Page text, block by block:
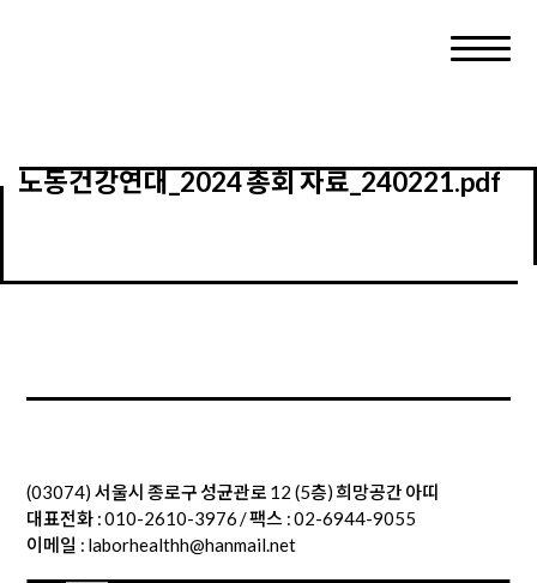
노동건강연대_2024 총회 자료_240221.pdf
(03074) 서울시 종로구 성균관로 12 (5층) 희망공간 아띠
대표전화 : 010-2610-3976 / 팩스 : 02-6944-9055
이메일 : laborhealthh@hanmail.net